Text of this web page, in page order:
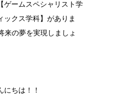
ゲームスペシャリスト学
ックス学科】がありま
来の夢を実現しましょ
ちは！！